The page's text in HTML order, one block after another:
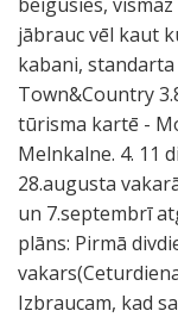
jābrauc vēl kaut
kabani,
Town&Country
tūrisma kartē -
Melnkalne. 4. 11
28.augusta
un 7.septembrī
plāns: Pirmā
Izbraucam, kad